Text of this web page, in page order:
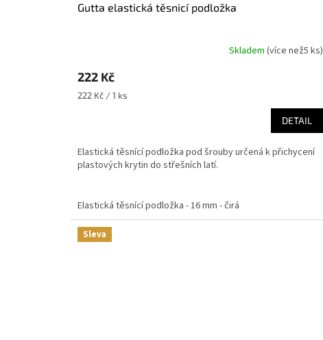
Gutta elastická těsnicí podložka
Skladem(více než5 ks)
222 Kč
Měrná
222 Kč / 1 ks
DETAIL
Elastická těsnící podložka pod šrouby určená k přichycení
plastových krytin do střešních latí.
Elastická těsnící podložka - 16 mm - čirá
Sleva